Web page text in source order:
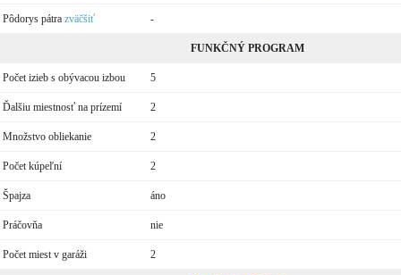
Pôdorys pátra zväčšiť -
FUNKČNÝ PROGRAM
Počet izieb s obývacou izbou 5
Ďalšiu miestnosť na prízemí 2
Množstvo obliekanie 2
Počet kúpeľní 2
Špajza áno
Práčovňa nie
Počet miest v garáži 2